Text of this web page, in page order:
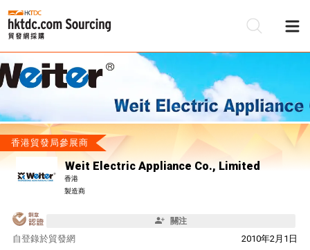
香港貿發局參展商
Weit Electric Appliance Co., Limited
香港
製造商
關注
自 2010年2月1日
登錄於貿發網